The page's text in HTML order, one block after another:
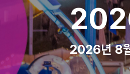
관광 및
30일 - 11월 1일, 몬트
2026년 08월 10일 -
2026년 8